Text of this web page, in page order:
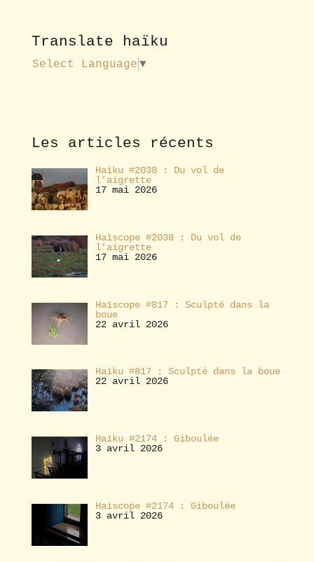
o
u
s
e
Translate haïku
Select Language ▼
Les articles récents
Haïku #2038 : Du vol de
l’aigrette
17 mai 2026
Haïscope #2038 : Du vol de
l’aigrette
17 mai 2026
Haïscope #817 : Sculpté dans la
boue
22 avril 2026
Haïku #817 : Sculpté dans la boue
22 avril 2026
Haïku #2174 : Giboulée
3 avril 2026
Haïscope #2174 : Giboulée
3 avril 2026